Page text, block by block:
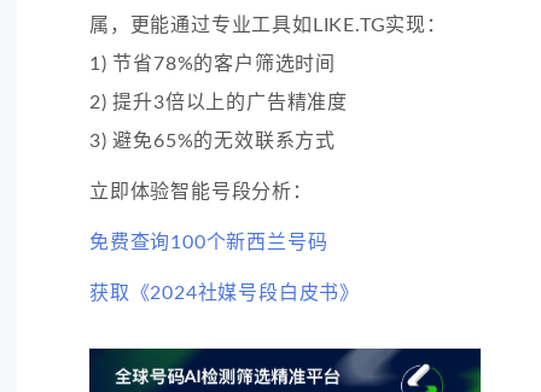
属，更能通过专业工具如LIKE.TG实现：
1) 节省78%的客户筛选时间
2) 提升3倍以上的广告精准度
3) 避免65%的无效联系方式
立即体验智能号段分析：
免费查询100个新西兰号码
获取《2024社媒号段白皮书》